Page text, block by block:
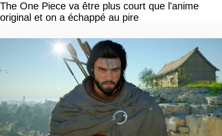
The One Piece va être plus court que l'anime
original et on a échappé au pire